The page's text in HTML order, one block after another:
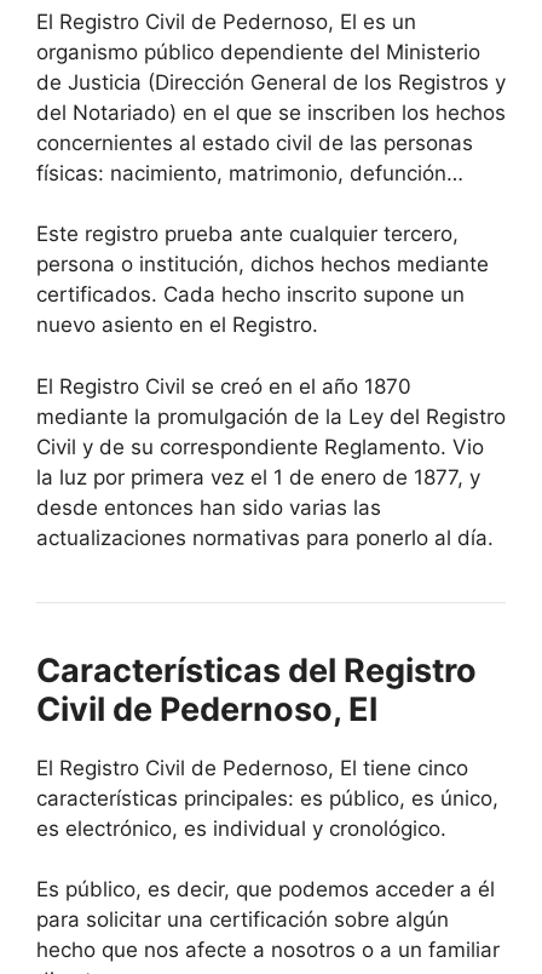
El Registro Civil de Pedernoso, El es un
organismo público dependiente del Ministerio
de Justicia (Dirección General de los Registros y
del Notariado) en el que se inscriben los hechos
concernientes al estado civil de las personas
físicas: nacimiento, matrimonio, defunción…
Este registro prueba ante cualquier tercero,
persona o institución, dichos hechos mediante
certificados. Cada hecho inscrito supone un
nuevo asiento en el Registro.
El Registro Civil se creó en el año 1870
mediante la promulgación de la Ley del Registro
Civil y de su correspondiente Reglamento. Vio
la luz por primera vez el 1 de enero de 1877, y
desde entonces han sido varias las
actualizaciones normativas para ponerlo al día.
Características del Registro
Civil de Pedernoso, El
El Registro Civil de Pedernoso, El tiene cinco
características principales: es público, es único,
es electrónico, es individual y cronológico.
Es público, es decir, que podemos acceder a él
para solicitar una certificación sobre algún
hecho que nos afecte a nosotros o a un familiar